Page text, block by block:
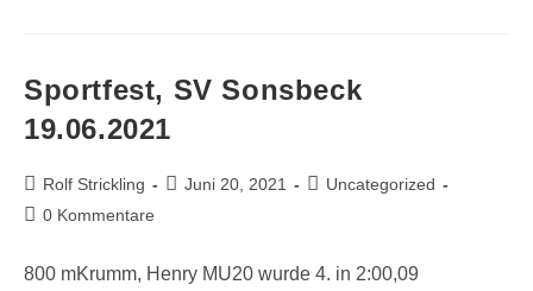
Sportfest, SV Sonsbeck
19.06.2021
Beitrags-
Autor:
Rolf Strickling
Beitrag
Juni 20, 2021
Beitrags-
Uncategorized
Beitrags-
0 Kommentare
800 mKrumm, Henry MU20 wurde 4. in 2:00,09